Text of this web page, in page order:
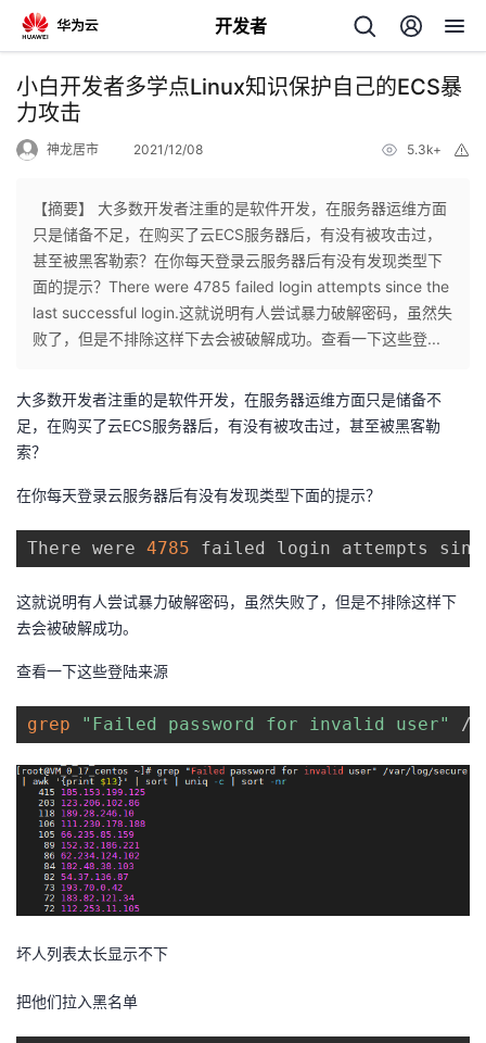
开发者
返
回
个
人
页
我
开
者
的
博
客
我
的
论
坛
我
的
圈
子
我
的
直
播
我
的
活
我
的
注
的
开
我
的
我
小白开发者多学点Linux知识保护自己的ECS暴
力攻击
神龙居市 2021/12/08 5.3k+
【摘要】 大多数开发者注重的是软件开发，在服务器运维方面
只是储备不足，在购买了云ECS服务器后，有没有被攻击过，
甚至被黑客勒索？在你每天登录云服务器后有没有发现类型下
面的提示？There were 4785 failed login attempts since the
last successful login.这就说明有人尝试暴力破解密码，虽然失
败了，但是不排除这样下去会被破解成功。查看一下这些登...
大多数开发者注重的是软件开发，在服务器运维方面只是储备不
足，在购买了云ECS服务器后，有没有被攻击过，甚至被黑客勒
索？
在你每天登录云服务器后有没有发现类型下面的提示？
There were 4785 failed login attempts
这就说明有人尝试暴力破解密码，虽然失败了，但是不排除这样下
去会被破解成功。
查看一下这些登陆来源
grep "Failed password for invalid user" /
坏人列表太长显示不下
把他们拉入黑名单